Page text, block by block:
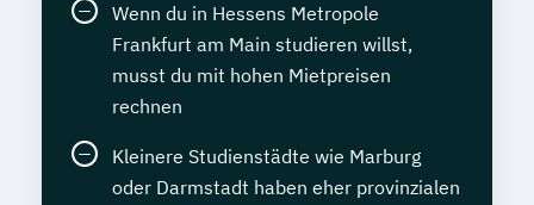
amtsärztliche Überprüfung
Hochzeits- und Veranstaltungsplaner/in
(SGD)
IT-Grundlagen aktuell IT-Sicherheit I
Einführung
Wenn du in Hessens Metropole
Frankfurt am Main studieren willst,
musst du mit hohen Mietpreisen
rechnen
Kleinere Studienstädte wie Marburg
oder Darmstadt haben eher provinzialen